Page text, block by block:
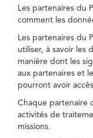
Les partenaires du
comment les
Les partenaires du
utiliser, à savoir les
manière dont les
aux partenaires et
pourront avoir
Chaque partenaire
activités de
missions.